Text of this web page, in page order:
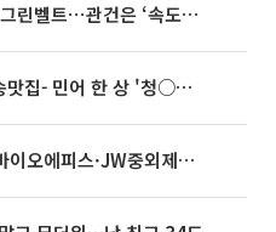
대규모 공급 ‘최후 카드’ 그린벨트⋯관건은 ‘속도’ [주택공급 승부수의 조건]
'2TV 생생정보' 오늘방송맛집- 민어 한 상 '청○○○' vs 전복 한 상 '명○'
[오늘의 주요공시] 삼성바이오에피스·JW중외제약·한미반도체·SK바이오사이언스 등